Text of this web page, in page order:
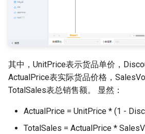
支，XRef
显示源代码
其中，UnitPrice表示货品单价，
ActualPrice表实际货品价格，
TotalSales表总销售额。 显然：
ActualPrice = UnitPrice * (1 -
TotalSales = ActualPrice *